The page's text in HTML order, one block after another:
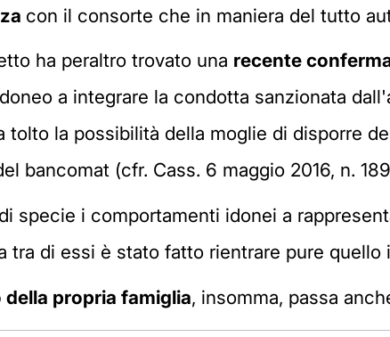
con il consorte che in maniera del tutto
ha peraltro trovato una recente
a integrare la condotta sanzionata
tolto la possibilità della moglie di disporre
bancomat (cfr. Cass. 6 maggio 2016, n.
specie i comportamenti idonei a
tra di essi è stato fatto rientrare pure quello
propria famiglia, insomma, passa